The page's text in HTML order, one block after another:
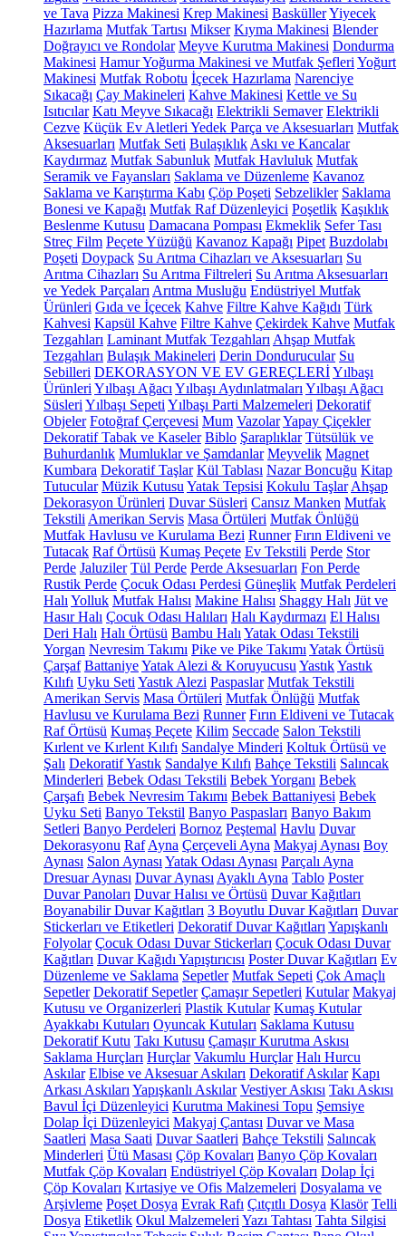
ve Tava Pizza Makinesi Krep Makinesi BasküllerYiyecek
Hazırlama Mutfak Tartısı Mikser Kıyma Makinesi Blender
Doğrayıcı ve Rondolar Meyve Kurutma Makinesi Dondurma
Makinesi Hamur Yoğurma Makinesi ve Mutfak Şefleri Yoğurt
Makinesi Mutfak Robotu İçecek Hazırlama Narenciye
Sıkacağı Çay Makineleri Kahve Makinesi Kettle ve Su
Isıtıcılar Katı Meyve Sıkacağı Elektrikli Semaver Elektrikli
Cezve Küçük Ev Aletleri Yedek Parça ve Aksesuarları Mutfak
Aksesuarları Mutfak Seti Bulaşıklık Askı ve Kancalar
Kaydırmaz Mutfak Sabunluk Mutfak Havluluk Mutfak
Seramik ve Fayansları Saklama ve Düzenleme Kavanoz
Saklama ve Karıştırma Kabı Çöp Poşeti Sebzelikler Saklama
Bonesi ve Kapağı Mutfak Raf Düzenleyici Poşetlik Kaşıklık
Beslenme Kutusu Damacana Pompası Ekmeklik Sefer Tası
Streç Film Peçete Yüzüğü Kavanoz Kapağı Pipet Buzdolabı
Poşeti Doypack Su Arıtma Cihazları ve Aksesuarları Su
Arıtma Cihazları Su Arıtma Filtreleri Su Arıtma Aksesuarları
ve Yedek Parçaları Arıtma Musluğu Endüstriyel Mutfak
Ürünleri Gıda ve İçecek Kahve Filtre Kahve Kağıdı Türk
Kahvesi Kapsül Kahve Filtre Kahve Çekirdek Kahve Mutfak
Tezgahları Laminant Mutfak Tezgahları Ahşap Mutfak
Tezgahları Bulaşık Makineleri Derin Dondurucular Su
Sebilleri DEKORASYON VE EV GEREÇLERİYılbaşı
Ürünleri Yılbaşı Ağacı Yılbaşı Aydınlatmaları Yılbaşı Ağacı
Süsleri Yılbaşı Sepeti Yılbaşı Parti Malzemeleri Dekoratif
Objeler Fotoğraf Çerçevesi Mum VazolarYapay Çiçekler
Dekoratif Tabak ve Kaseler Biblo Şaraplıklar Tütsülük ve
Buhurdanlık Mumluklar ve Şamdanlar Meyvelik Magnet
Kumbara Dekoratif Taşlar Kül Tablası Nazar Boncuğu Kitap
Tutucular Müzik Kutusu Yatak Tepsisi Kokulu Taşlar Ahşap
Dekorasyon Ürünleri Duvar Süsleri Cansız Manken Mutfak
Tekstili Amerikan Servis Masa Örtüleri Mutfak Önlüğü
Mutfak Havlusu ve Kurulama Bezi Runner Fırın Eldiveni ve
Tutacak Raf Örtüsü Kumaş Peçete Ev Tekstili Perde Stor
Perde Jaluziler Tül Perde Perde Aksesuarları Fon Perde
Rustik Perde Çocuk Odası Perdesi Güneşlik Mutfak Perdeleri
Halı Yolluk Mutfak Halısı Makine Halısı Shaggy Halı Jüt ve
Hasır Halı Çocuk Odası Halıları Halı Kaydırmazı El Halısı
Deri Halı Halı Örtüsü Bambu Halı Yatak Odası Tekstili
Yorgan Nevresim Takımı Pike ve Pike Takımı Yatak Örtüsü
Çarşaf BattaniyeYatak Alezi & Koruyucusu YastıkYastık
Kılıfı Uyku Seti Yastık Alezi Paspaslar Mutfak Tekstili
Amerikan Servis Masa Örtüleri Mutfak Önlüğü Mutfak
Havlusu ve Kurulama Bezi Runner Fırın Eldiveni ve Tutacak
Raf Örtüsü Kumaş Peçete Kilim Seccade Salon Tekstili
Kırlent ve Kırlent Kılıfı Sandalye Minderi Koltuk Örtüsü ve
Şalı Dekoratif Yastık Sandalye Kılıfı Bahçe Tekstili Salıncak
Minderleri Bebek Odası Tekstili Bebek Yorganı Bebek
Çarşafı Bebek Nevresim Takımı Bebek Battaniyesi Bebek
Uyku Seti Banyo Tekstil Banyo Paspasları Banyo Bakım
Setleri Banyo Perdeleri Bornoz Peştemal Havlu Duvar
Dekorasyonu Raf Ayna Çerçeveli Ayna Makyaj Aynası Boy
Aynası Salon Aynası Yatak Odası Aynası Parçalı Ayna
Dresuar Aynası Duvar Aynası Ayaklı Ayna Tablo Poster
Duvar Panoları Duvar Halısı ve Örtüsü Duvar Kağıtları
Boyanabilir Duvar Kağıtları 3 Boyutlu Duvar Kağıtları Duvar
Stickerları ve Etiketleri Dekoratif Duvar Kağıtları Yapışkanlı
Folyolar Çocuk Odası Duvar Stickerları Çocuk Odası Duvar
Kağıtları Duvar Kağıdı Yapıştırıcısı Poster Duvar Kağıtları Ev
Düzenleme ve Saklama Sepetler Mutfak Sepeti Çok Amaçlı
Sepetler Dekoratif Sepetler Çamaşır Sepetleri Kutular Makyaj
Kutusu ve Organizerleri Plastik Kutular Kumaş Kutular
Ayakkabı Kutuları Oyuncak Kutuları Saklama Kutusu
Dekoratif Kutu Takı Kutusu Çamaşır Kurutma Askısı
Saklama Hurçları Hurçlar Vakumlu Hurçlar Halı Hurcu
Askılar Elbise ve Aksesuar Askıları Dekoratif Askılar Kapı
Arkası Askıları Yapışkanlı Askılar Vestiyer Askısı Takı Askısı
Bavul İçi Düzenleyici Kurutma Makinesi Topu Şemsiye
Dolap İçi Düzenleyici Makyaj Çantası Duvar ve Masa
Saatleri Masa Saati Duvar Saatleri Bahçe Tekstili Salıncak
Minderleri Ütü Masası Çöp Kovaları Banyo Çöp Kovaları
Mutfak Çöp Kovaları Endüstriyel Çöp Kovaları Dolap İçi
Çöp Kovaları Kırtasiye ve Ofis Malzemeleri Dosyalama ve
Arşivleme Poşet Dosya Evrak Rafı Çıtçıtlı Dosya Klasör Telli
Dosya Etiketlik Okul Malzemeleri Yazı Tahtası Tahta Silgisi